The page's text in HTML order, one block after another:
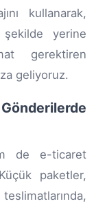
kullanarak,
şekilde yerine
gerektiren
geliyoruz.
de e-ticaret
paketler,